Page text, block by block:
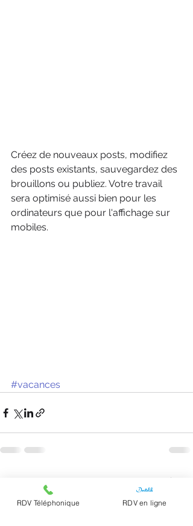
Créez de nouveaux posts, modifiez
des posts existants, sauvegardez des
brouillons ou publiez. Votre travail
sera optimisé aussi bien pour les
ordinateurs que pour l'affichage sur
mobiles.
#vacances
Posts récents Voir tout
RDV Téléphonique RDV en ligne